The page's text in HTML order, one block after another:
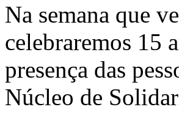
Na semana que
celebraremos 15
presença das
Núcleo de